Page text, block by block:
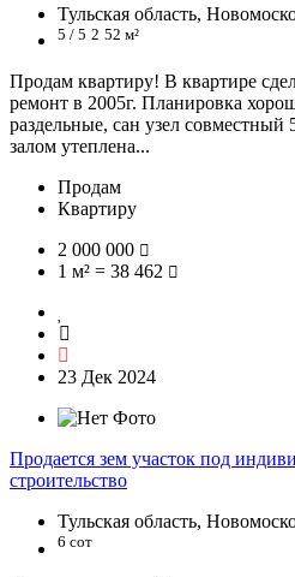
Тульская область,
5 / 5 2 52 м²
Продам квартиру! В квартире
ремонт в 2005г. Планировка
раздельные, сан узел
залом утеплена...
Продам
Квартиру
2 000 000
1 м² = 38 462
23 Дек 2024
Продается зем участок под
строительство
Тульская область,
6 сот